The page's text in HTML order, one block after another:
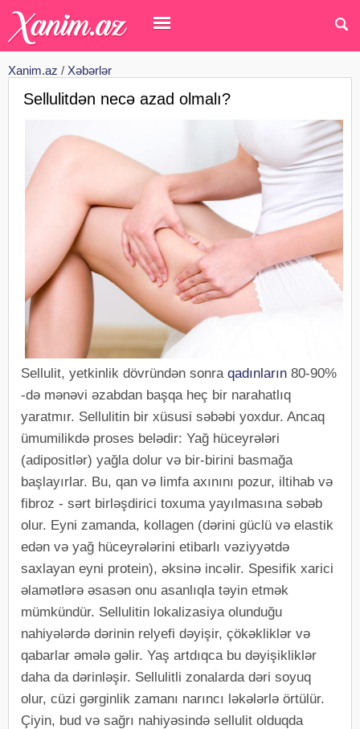
Xanim.az / Xəbərlər
Sellulitdən necə azad olmalı?
Sellulit, yetkinlik dövründən sonra qadınların 80-90%
-də mənəvi əzabdan başqa heç bir narahatlıq
yaratmır. Sellulitin bir xüsusi səbəbi yoxdur. Ancaq
ümumilikdə proses belədir: Yağ hüceyrələri
(adipositlər) yağla dolur və bir-birini basmağa
başlayırlar. Bu, qan və limfa axınını pozur, iltihab və
fibroz - sərt birləşdirici toxuma yayılmasına səbəb
olur. Eyni zamanda, kollagen (dərini güclü və elastik
edən və yağ hüceyrələrini etibarlı vəziyyətdə
saxlayan eyni protein), əksinə incəlir. Spesifik xarici
əlamətlərə əsasən onu asanlıqla təyin etmək
mümkündür. Sellulitin lokalizasiya olunduğu
nahiyələrdə dərinin relyefi dəyişir, çökəkliklər və
qabarlar əmələ gəlir. Yaş artdıqca bu dəyişikliklər
daha da dərinləşir. Sellulitli zonalarda dəri soyuq
olur, cüzi gərginlik zamanı narıncı ləkələrlə örtülür.
Çiyin, bud və sağrı nahiyəsində sellulit olduqda